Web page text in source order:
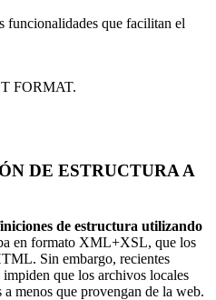
funcionalidades que facilitan el
FORMAT.
DE ESTRUCTURA A
de estructura utilizando
en formato XML+XSL, que los
Sin embargo, recientes
que los archivos locales
menos que provengan de la web.